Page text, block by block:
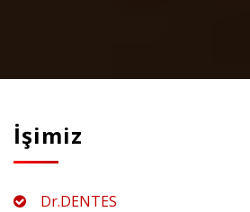
İşimiz
Dr.DENTES